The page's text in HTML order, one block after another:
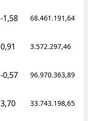
-1,58 68.461.191,64
0,91 3.572.297,46
-0,57 96.970.363,89
3,70 33.743.198,65